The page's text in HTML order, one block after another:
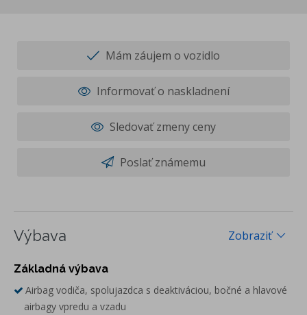
Mám záujem o vozidlo
Informovať o naskladnení
Sledovať zmeny ceny
Poslať známemu
Zobraziť
Výbava
Základná výbava
Airbag vodiča, spolujazdca s deaktiváciou, bočné a hlavové
airbagy vpredu a vzadu